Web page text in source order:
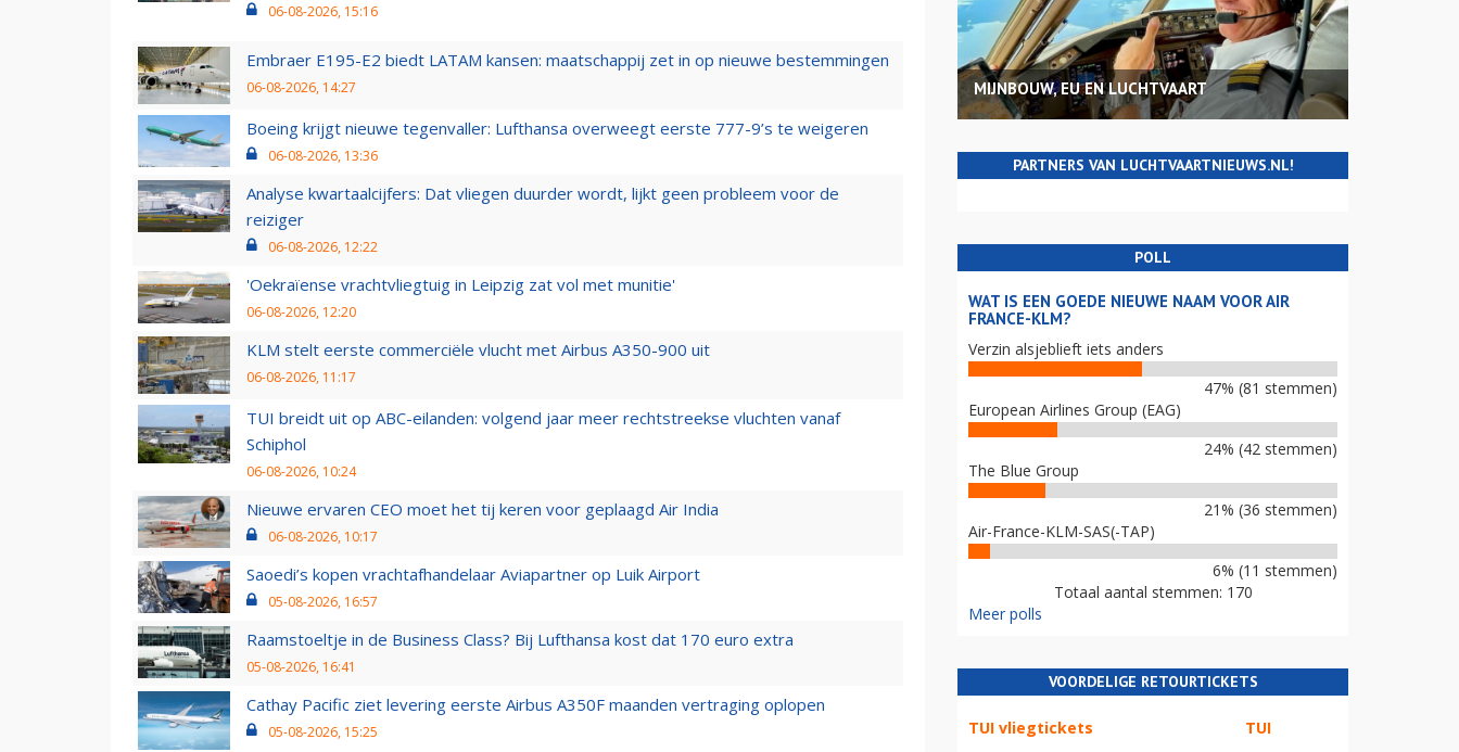
06-08-2026, 15:16
Embraer E195-E2 biedt LATAM kansen: maatschappij zet in op nieuwe bestemmingen
06-08-2026, 14:27
Boeing krijgt nieuwe tegenvaller: Lufthansa overweegt eerste 777-9’s te weigeren
06-08-2026, 13:36
Analyse kwartaalcijfers: Dat vliegen duurder wordt, lijkt geen probleem voor de
reiziger
06-08-2026, 12:22
'Oekraïense vrachtvliegtuig in Leipzig zat vol met munitie'
06-08-2026, 12:20
KLM stelt eerste commerciële vlucht met Airbus A350-900 uit
06-08-2026, 11:17
TUI breidt uit op ABC-eilanden: volgend jaar meer rechtstreekse vluchten vanaf
Schiphol
06-08-2026, 10:24
Nieuwe ervaren CEO moet het tij keren voor geplaagd Air India
06-08-2026, 10:17
Saoedi’s kopen vrachtafhandelaar Aviapartner op Luik Airport
05-08-2026, 16:57
Raamstoeltje in de Business Class? Bij Lufthansa kost dat 170 euro extra
05-08-2026, 16:41
Cathay Pacific ziet levering eerste Airbus A350F maanden vertraging oplopen
05-08-2026, 15:25
MIJNBOUW, EU EN LUCHTVAART
PARTNERS VAN LUCHTVAARTNIEUWS.NL!
POLL
WAT IS EEN GOEDE NIEUWE NAAM VOOR AIR
FRANCE-KLM?
Verzin alsjeblieft iets anders
47% (81 stemmen)
European Airlines Group (EAG)
24% (42 stemmen)
The Blue Group
21% (36 stemmen)
Air-France-KLM-SAS(-TAP)
6% (11 stemmen)
Totaal aantal stemmen: 170
Meer polls
VOORDELIGE RETOURTICKETS
TUI vliegtickets TUI